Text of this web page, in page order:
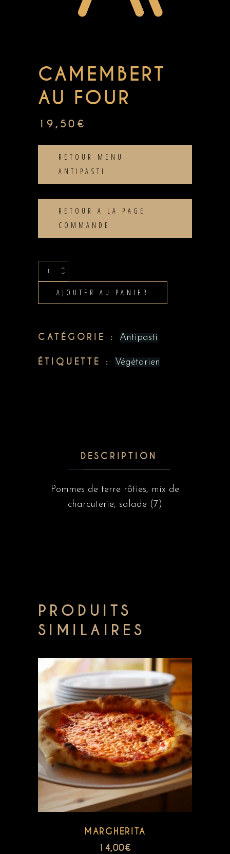
CAMEMBERT
AU FOUR
19,50 €
RETOUR MENU
ANTIPASTI
RETOUR A LA PAGE
COMMANDE
Camembert
au
AJOUTER AU PANIER
CATÉGORIE : Antipasti
ÉTIQUETTE : Végétarien
DESCRIPTION
Pommes de terre rôties, mix de
charcuterie, salade (7)
PRODUITS
SIMILAIRES
MARGHERITA
14,00€